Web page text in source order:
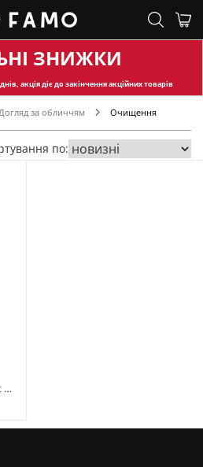
ЗНИЖКИ
акція діє до закінчення акційних товарів
за обличчям Очищення
по: